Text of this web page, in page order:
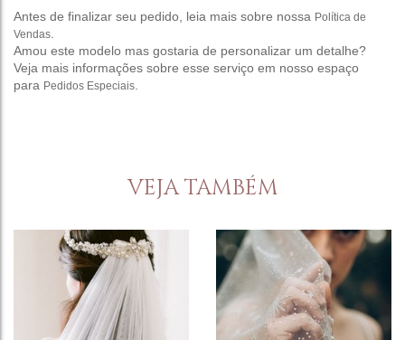
Antes de finalizar seu pedido, leia mais sobre nossa Política de
Vendas
Amou este modelo mas gostaria de personalizar um detalhe?
Veja mais informações sobre esse serviço em nosso espaço
para Pedidos Especiais
VEJA TAMBÉM